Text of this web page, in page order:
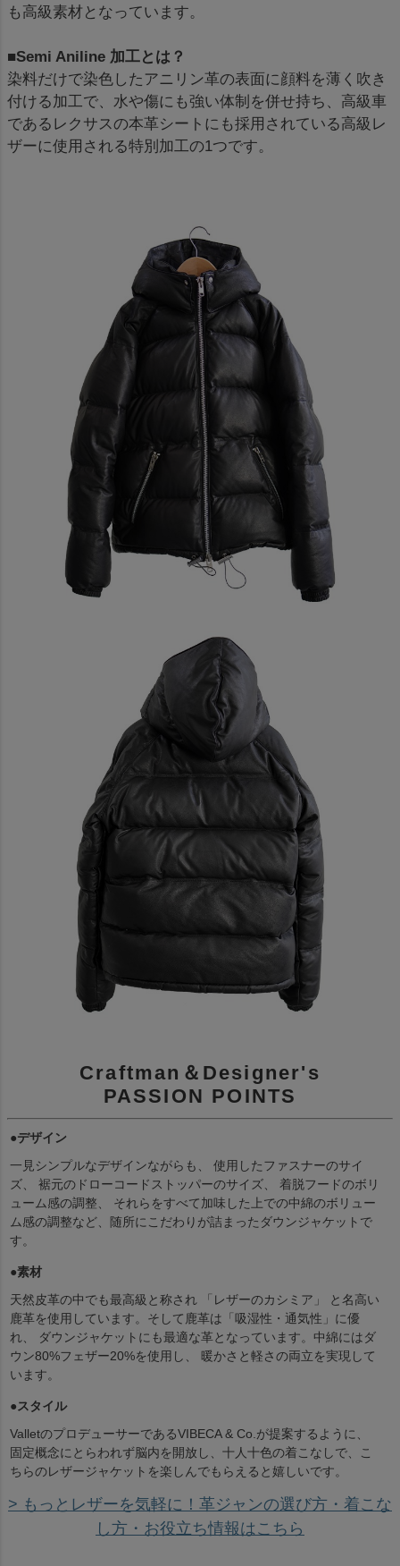
も高級素材となっています。
■Semi Aniline 加工とは？
染料だけで染色したアニリン革の表面に顔料を薄く吹き
付ける加工で、水や傷にも強い体制を併せ持ち、高級車
であるレクサスの本革シートにも採用されている高級レ
ザーに使用される特別加工の1つです。
Craftman＆Designer's
PASSION POINTS
●デザイン
一見シンプルなデザインながらも、 使用したファスナーのサイ
ズ、 裾元のドローコードストッパーのサイズ、 着脱フードのボリ
ューム感の調整、 それらをすべて加味した上での中綿のボリュー
ム感の調整など、随所にこだわりが詰まったダウンジャケットで
す。
●素材
天然皮革の中でも最高級と称され 「レザーのカシミア」 と名高い
鹿革を使用しています。そして鹿革は「吸湿性・通気性」に優
れ、 ダウンジャケットにも最適な革となっています。中綿にはダ
ウン80%フェザー20%を使用し、 暖かさと軽さの両立を実現して
います。
●スタイル
ValletのプロデューサーであるVIBECA & Co.が提案するように、
固定概念にとらわれず脳内を開放し、十人十色の着こなしで、こ
ちらのレザージャケットを楽しんでもらえると嬉しいです。
> もっとレザーを気軽に！革ジャンの選び方・着こな
し方・お役立ち情報はこちら